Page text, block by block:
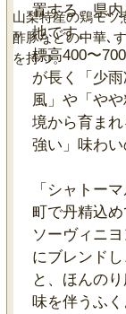
山梨特産の鶏モツ
酢豚などの中華､
を持つ。
置する、県
地です。
標高400〜
が長く「少
風」や「や
境から育ま
強い」味わい
「シャトー
町で丹精込
ソーヴィニ
にブレンド
と、ほんの
味を伴うふ